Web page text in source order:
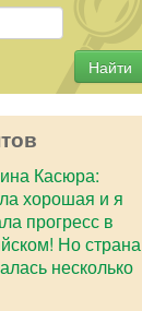
Найти
Касюра:
хорошая и я
прогресс в
Но страна
несколько